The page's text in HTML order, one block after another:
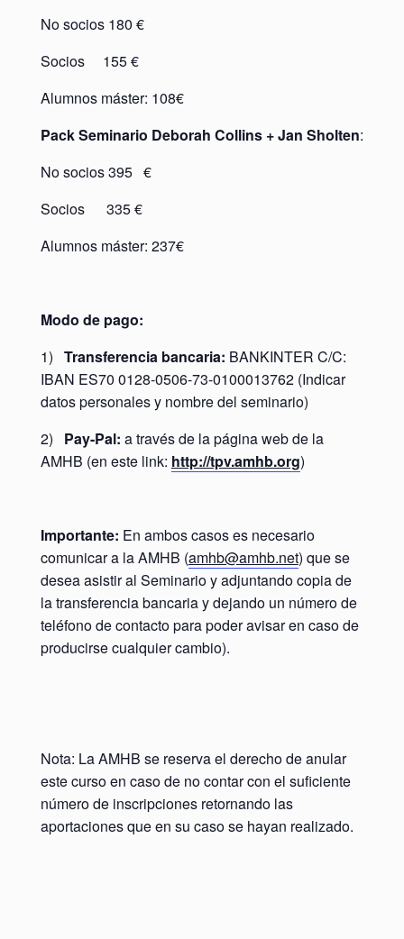
No socios 180 €
Socios 155 €
Alumnos máster: 108€
Pack Seminario Deborah Collins + Jan Sholten:
No socios 395 €
Socios 335 €
Alumnos máster: 237€
Modo de pago:
1) Transferencia bancaria: BANKINTER C/C:
IBAN ES70 0128-0506-73-0100013762 (Indicar
datos personales y nombre del seminario)
2) Pay-Pal: a través de la página web de la
AMHB (en este link: http://tpv.amhb.org)
Importante: En ambos casos es necesario
comunicar a la AMHB (amhb@amhb.net) que se
desea asistir al Seminario y adjuntando copia de
la transferencia bancaria y dejando un número de
teléfono de contacto para poder avisar en caso de
producirse cualquier cambio).
Nota: La AMHB se reserva el derecho de anular
este curso en caso de no contar con el suficiente
número de inscripciones retornando las
aportaciones que en su caso se hayan realizado.